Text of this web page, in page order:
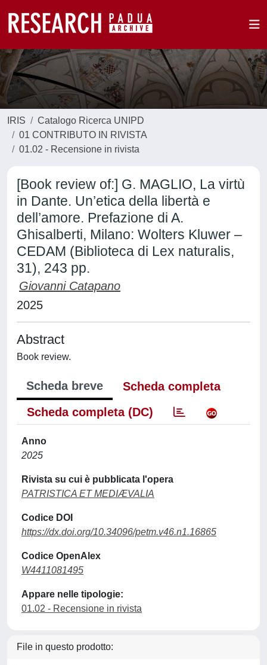
IRIS
Catalogo Ricerca UNIPD
01 CONTRIBUTO IN RIVISTA
01.02 - Recensione in rivista
[Book review of:] G. MAGLIO, La virtù
in Dante. Un’etica della libertà e
dell’amore. Prefazione di A.
Ghisalberti, Milano: Wolters Kluwer –
CEDAM (Biblioteca di Lex naturalis,
31), 243 pp.
Giovanni Catapano
2025
Abstract
Book review.
Scheda breve
Scheda completa
Scheda completa (DC)
Anno
2025
Rivista su cui è pubblicata l'opera
PATRISTICA ET MEDIÆVALIA
Codice DOI
https://dx.doi.org/10.34096/petm.v46.n1.16865
Codice OpenAlex
W4411081495
Appare nelle tipologie:
01.02 - Recensione in rivista
File in questo prodotto: